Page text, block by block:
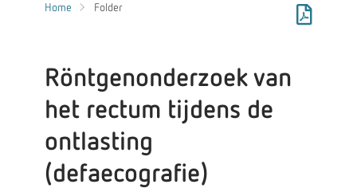
Home Folder
Röntgenonderzoek van
het rectum tijdens de
ontlasting
(defaecografie)